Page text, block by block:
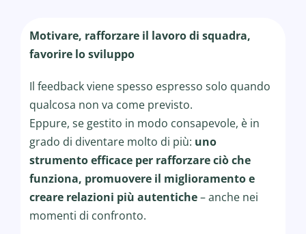
Motivare, rafforzare il lavoro di squadra,
favorire lo sviluppo
Il feedback viene spesso espresso solo quando
qualcosa non va come previsto.
Eppure, se gestito in modo consapevole, è in
grado di diventare molto di più: uno
strumento efficace per rafforzare ciò che
funziona, promuovere il miglioramento e
creare relazioni più autentiche– anche nei
momenti di confronto.